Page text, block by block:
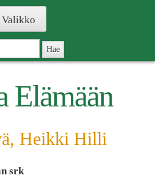
Valikko
Elämään
Heikki Hilli
srk